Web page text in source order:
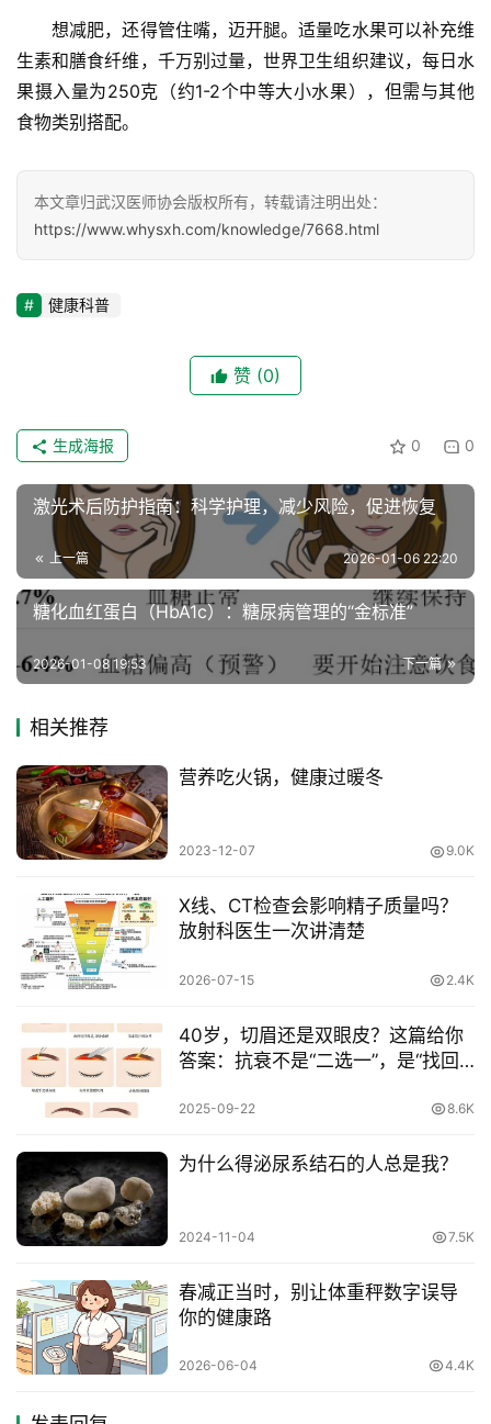
绍
党
作
织
建
师
风
采
康
科
通
知
公
告
联
系
会
登录
想减肥，还得管住嘴，迈开腿。适量吃水果可以补充维
生素和膳食纤维，千万别过量，世界卫生组织建议，每日水
果摄入量为250克（约1-2个中等大小水果），但需与其他
食物类别搭配。
本文章归武汉医师协会版权所有，转载请注明出处：
https://www.whysxh.com/knowledge/7668.html
健康科普
赞 (0)
0 0
生成海报
激光术后防护指南：科学护理，减少风险，促进恢复
上一篇 2026-01-06 22:20
糖化血红蛋白（HbA1c）：糖尿病管理的“金标准”
下一篇
2026-01-08 19:53
相关推荐
营养吃火锅，健康过暖冬
2023-12-07 9.0K
X线、CT检查会影响精子质量吗？
放射科医生一次讲清楚
2026-07-15 2.4K
40岁，切眉还是双眼皮？这篇给你
答案：抗衰不是“二选一”，是“找回
2025-09-22 8.6K
为什么得泌尿系结石的人总是我？
2024-11-04 7.5K
春减正当时，别让体重秤数字误导
你的健康路
2026-06-04 4.4K